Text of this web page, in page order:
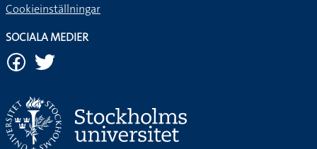
Cookieinställningar
SOCIALA MEDIER